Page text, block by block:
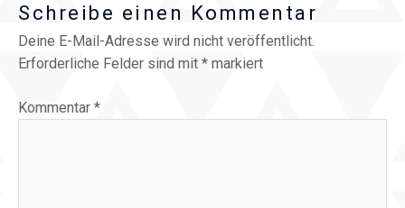
Schreibe einen Kommentar
Deine E-Mail-Adresse wird nicht veröffentlicht.
Erforderliche Felder sind mit * markiert
Kommentar *